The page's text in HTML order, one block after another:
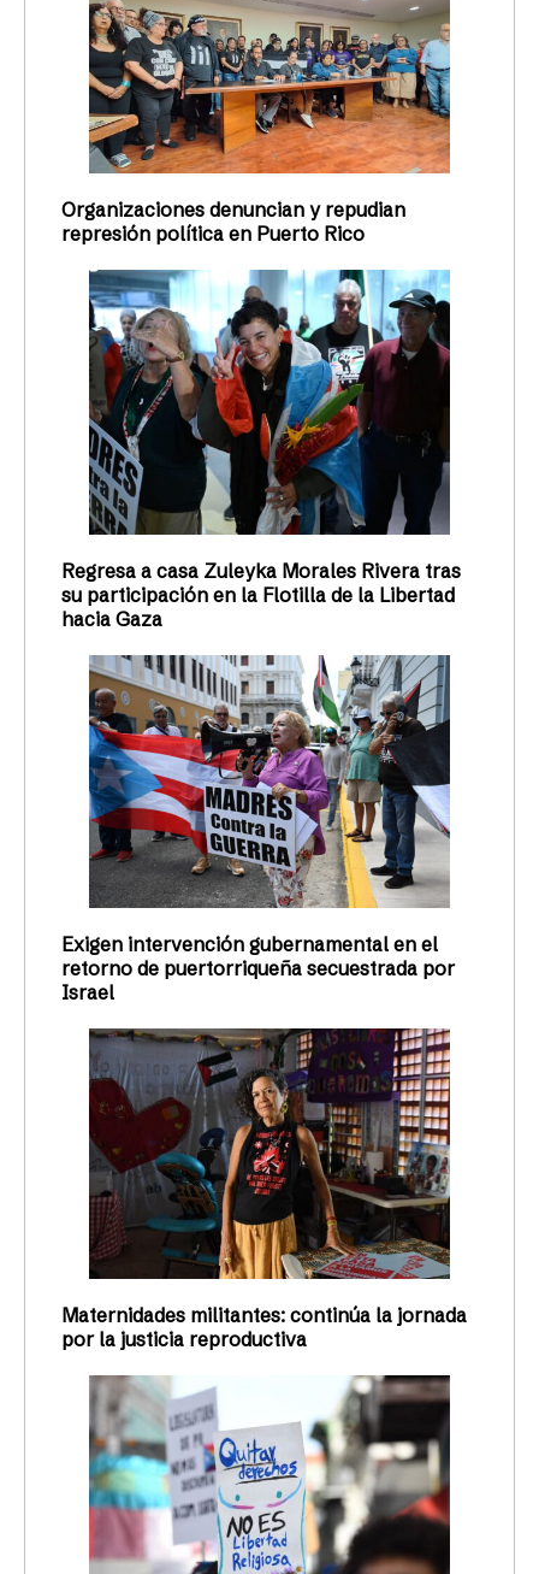
Organizaciones denuncian y repudian
represión política en Puerto Rico
Regresa a casa Zuleyka Morales Rivera tras
su participación en la Flotilla de la Libertad
hacia Gaza
Exigen intervención gubernamental en el
retorno de puertorriqueña secuestrada por
Israel
Maternidades militantes: continúa la jornada
por la justicia reproductiva